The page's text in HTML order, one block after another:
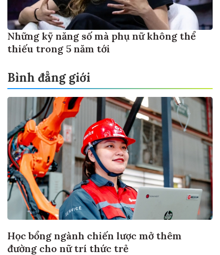
Những kỹ năng số mà phụ nữ không thể
thiếu trong 5 năm tới
Bình đẳng giới
Học bổng ngành chiến lược mở thêm
đường cho nữ trí thức trẻ